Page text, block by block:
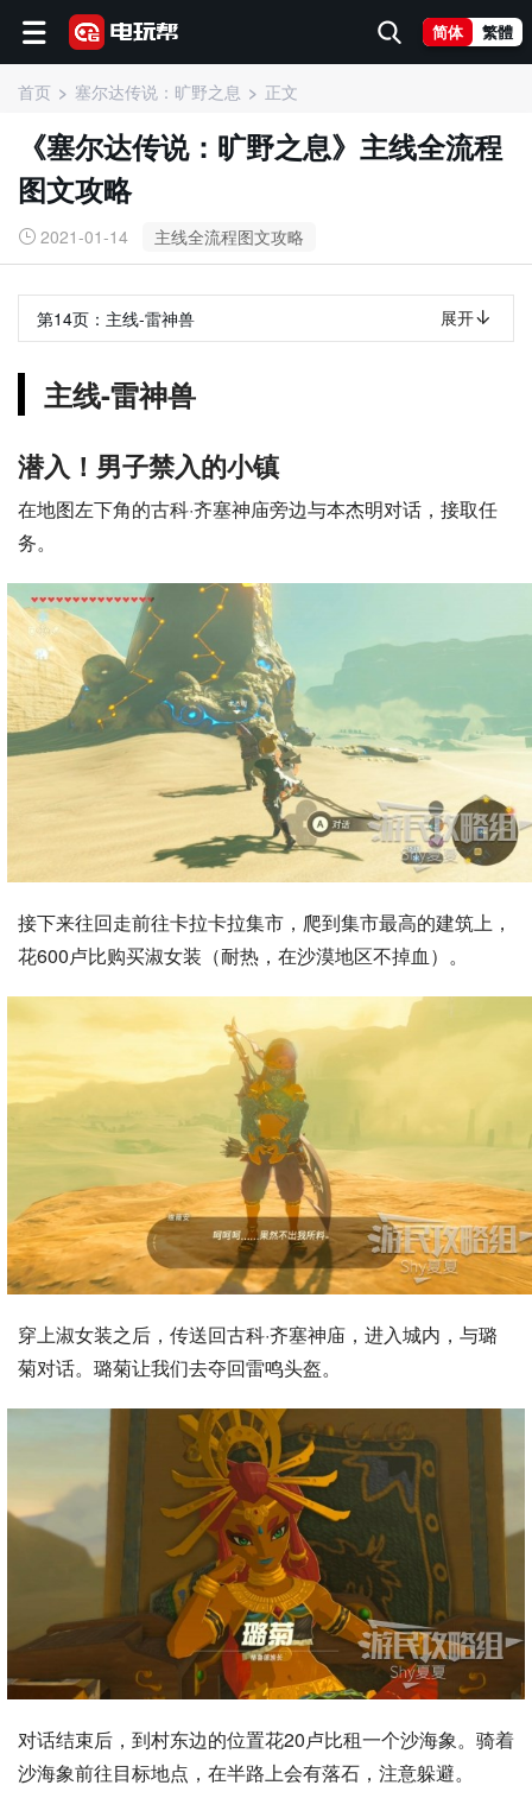
简体 繁體
首页 塞尔达传说：旷野之息 正文
《塞尔达传说：旷野之息》主线全流程
图文攻略
2021-01-14 主线全流程图文攻略
第14页： 主线-雷神兽 展开
主线-雷神兽
潜入！男子禁入的小镇
在地图左下角的古科·齐塞神庙旁边与本杰明对话，接取任
务。
接下来往回走前往卡拉卡拉集市，爬到集市最高的建筑上，
花600卢比购买淑女装（耐热，在沙漠地区不掉血）。
穿上淑女装之后，传送回古科·齐塞神庙，进入城内，与璐
菊对话。璐菊让我们去夺回雷鸣头盔。
对话结束后，到村东边的位置花20卢比租一个沙海象。骑着
沙海象前往目标地点，在半路上会有落石，注意躲避。